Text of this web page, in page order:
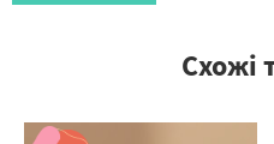
Схожі